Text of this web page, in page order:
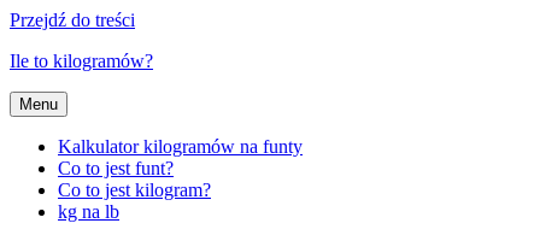
Przejdź do treści
Ile to kilogramów?
Menu
Kalkulator kilogramów na funty
Co to jest funt?
Co to jest kilogram?
kg na lb